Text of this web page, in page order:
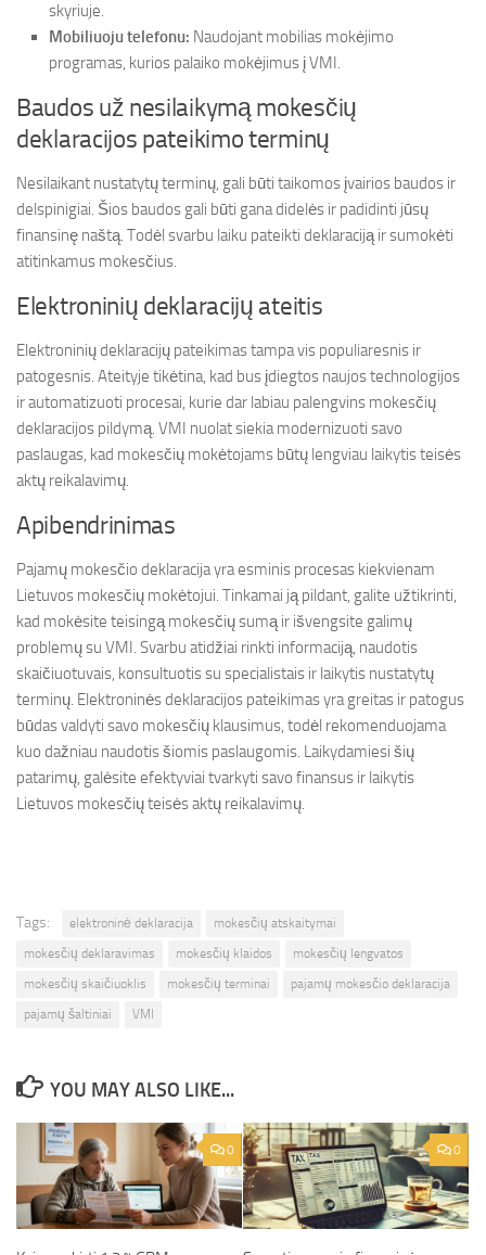
skyriuje.
Mobiliuoju telefonu: Naudojant mobilias mokėjimo
programas, kurios palaiko mokėjimus į VMI.
Baudos už nesilaikymą mokesčių
deklaracijos pateikimo terminų
Nesilaikant nustatytų terminų, gali būti taikomos įvairios baudos ir
delspinigiai. Šios baudos gali būti gana didelės ir padidinti jūsų
finansinę naštą. Todėl svarbu laiku pateikti deklaraciją ir sumokėti
atitinkamus mokesčius.
Elektroninių deklaracijų ateitis
Elektroninių deklaracijų pateikimas tampa vis populiaresnis ir
patogesnis. Ateityje tikėtina, kad bus įdiegtos naujos technologijos
ir automatizuoti procesai, kurie dar labiau palengvins mokesčių
deklaracijos pildymą. VMI nuolat siekia modernizuoti savo
paslaugas, kad mokesčių mokėtojams būtų lengviau laikytis teisės
aktų reikalavimų.
Apibendrinimas
Pajamų mokesčio deklaracija yra esminis procesas kiekvienam
Lietuvos mokesčių mokėtojui. Tinkamai ją pildant, galite užtikrinti,
kad mokėsite teisingą mokesčių sumą ir išvengsite galimų
problemų su VMI. Svarbu atidžiai rinkti informaciją, naudotis
skaičiuotuvais, konsultuotis su specialistais ir laikytis nustatytų
terminų. Elektroninės deklaracijos pateikimas yra greitas ir patogus
būdas valdyti savo mokesčių klausimus, todėl rekomenduojama
kuo dažniau naudotis šiomis paslaugomis. Laikydamiesi šių
patarimų, galėsite efektyviai tvarkyti savo finansus ir laikytis
Lietuvos mokesčių teisės aktų reikalavimų.
Tags: elektroninė deklaracija
mokesčių atskaitymai
mokesčių deklaravimas
mokesčių klaidos
mokesčių lengvatos
mokesčių skaičiuoklis
mokesčių terminai
pajamų mokesčio deklaracija
pajamų šaltiniai
VMI
YOU MAY ALSO LIKE...
0 0